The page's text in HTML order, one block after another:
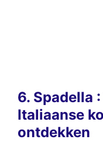
6. Spadella
Italiaanse
ontdekken